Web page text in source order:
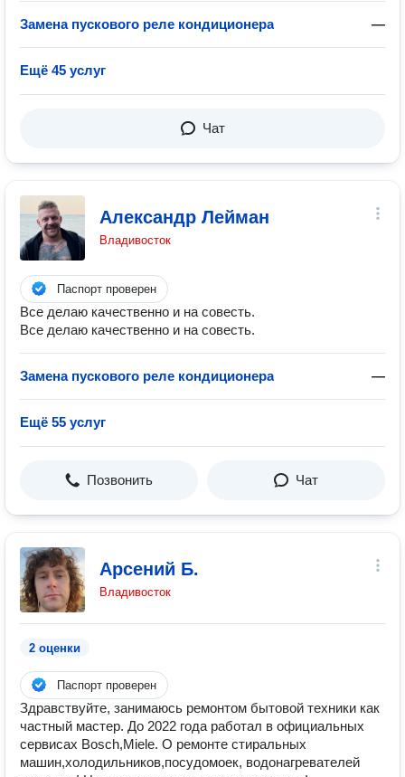
Замена пускового реле кондиционера —
Ещё 45 услуг
Чат
Александр Лейман
Владивосток
Паспорт проверен
Все делаю качественно и на совесть.
Все делаю качественно и на совесть.
Замена пускового реле кондиционера —
Ещё 55 услуг
Позвонить Чат
Арсений Б.
Владивосток
2 оценки
Паспорт проверен
Здравствуйте, занимаюсь ремонтом бытовой техники как
частный мастер. До 2022 года работал в официальных
сервисах Bosch,Miele. О ремонте стиральных
машин,холодильников,посудомоек, водонагревателей